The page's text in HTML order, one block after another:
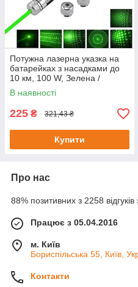
Потужна лазерна указка на
батарейках з насадками до
10 км, 100 W, Зелена /
Точковий лазерний
світильник
В наявності
225 ₴ 321,43 ₴
Купити
Про нас
88% позитивних з 2258 відгуків
Працює з 05.04.2016
м. Київ
Бориспільська 55, Київ,
Контакти